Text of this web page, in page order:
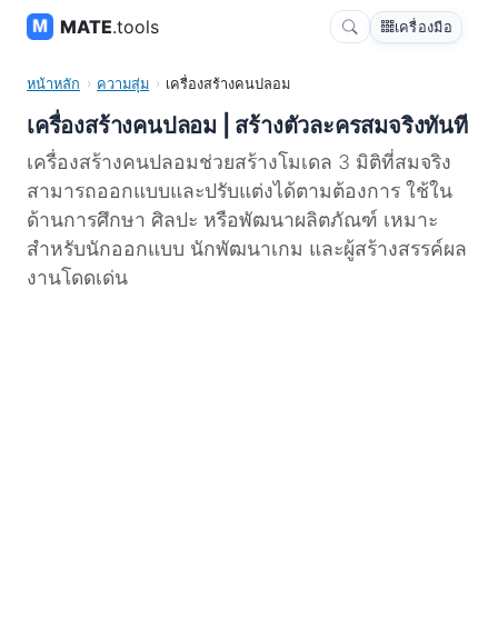
MATE.tools เครื่องมือ
หน้าหลัก ความสุ่ม เครื่องสร้างคนปลอม
เครื่องสร้างคนปลอม | สร้างตัวละครสมจริงทันที
เครื่องสร้างคนปลอมช่วยสร้างโมเดล 3 มิติที่สมจริง
สามารถออกแบบและปรับแต่งได้ตามต้องการ ใช้ใน
ด้านการศึกษา ศิลปะ หรือพัฒนาผลิตภัณฑ์ เหมาะ
สำหรับนักออกแบบ นักพัฒนาเกม และผู้สร้างสรรค์ผล
งานโดดเด่น